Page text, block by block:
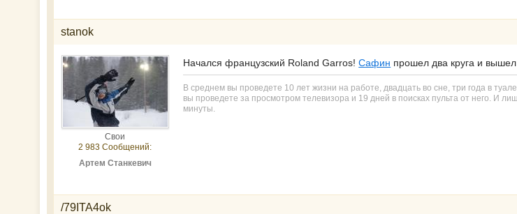
stanok
Свои
2 983 Сообщений:
Артем Станкевич
Начался французский Roland Garros!Сафин прошел два круга и
В среднем вы проведете 10 лет жизни на работе, двадцать во сне, три года в
вы проведете за просмотром телевизора и 19 дней в поисках пульта от него. И
минуты.
/79ITA4ok